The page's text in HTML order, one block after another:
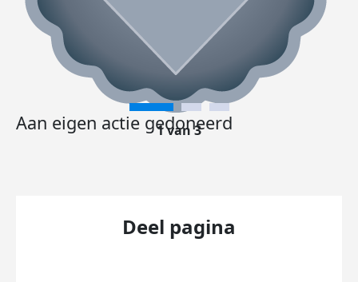
Aan eigen actie gedoneerd
1 van 3
Deel pagina